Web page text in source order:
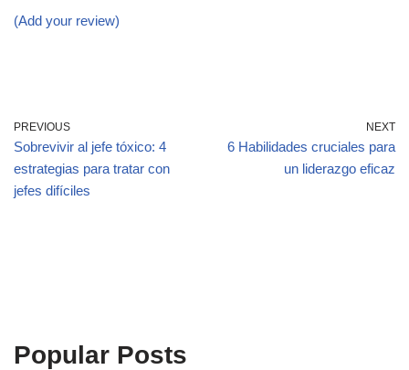
(Add your review)
PREVIOUS
Sobrevivir al jefe tóxico: 4
estrategias para tratar con
jefes difíciles
NEXT
6 Habilidades cruciales para
un liderazgo eficaz
Popular Posts